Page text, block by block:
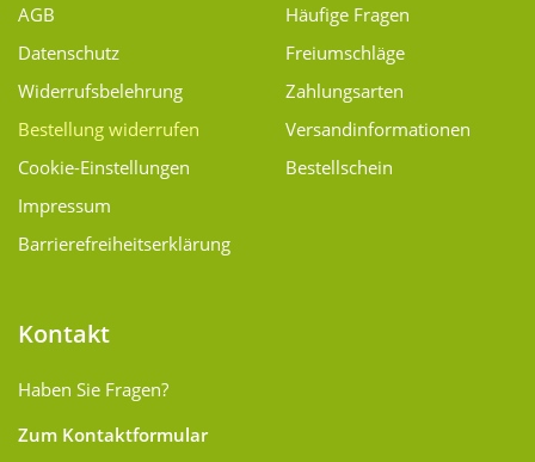
AGB
Datenschutz
Widerrufsbelehrung
Bestellung widerrufen
Cookie-Einstellungen
Impressum
Barrierefreiheitserklärung
Häufige Fragen
Freiumschläge
Zahlungsarten
Versand­informationen
Bestellschein
Kontakt
Haben Sie Fragen?
Zum Kontaktformular